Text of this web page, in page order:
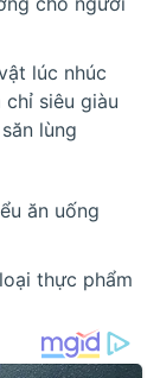
lúc nhúc
siêu giàu
lùng
ăn uống
thực phẩm